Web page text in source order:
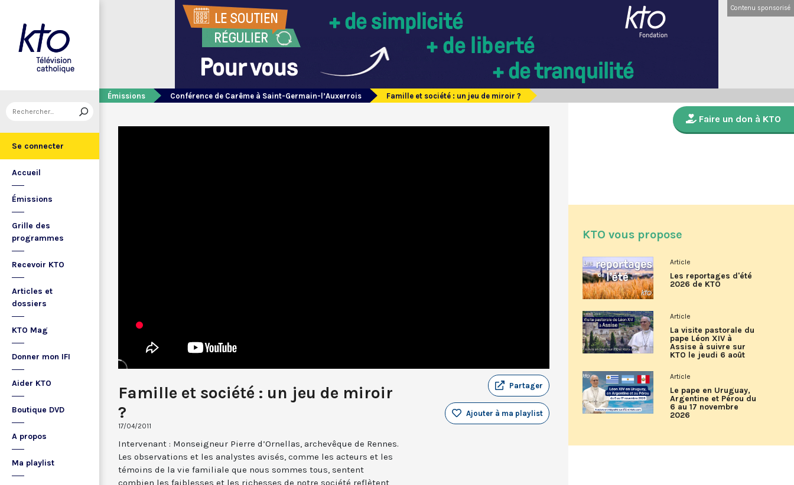
Se connecter
Accueil
Émissions
Grille des
programmes
Recevoir KTO
Articles et
dossiers
KTO Mag
Donner mon IFI
Aider KTO
Boutique DVD
A propos
Ma playlist
Contenu sponsorisé
Émissions Conférence de Carême à Saint-Germain-l’Auxerrois Famille et société : un jeu de miroir ?
Famille et société : un jeu de miroir
?
17/04/2011
Partager
Ajouter à ma playlist
Intervenant : Monseigneur Pierre d’Ornellas, archevêque de Rennes.
Les observations et les analystes avisés, comme les acteurs et les
témoins de la vie familiale que nous sommes tous, sentent
combien les faiblesses et les richesses de notre société reflètent
Faire un don à KTO
KTO vous propose
Article
Les reportages d'été
2026 de KTO
Article
La visite pastorale du
pape Léon XIV à
Assise à suivre sur
KTO le jeudi 6 août
Article
Le pape en Uruguay,
Argentine et Pérou du
6 au 17 novembre
2026